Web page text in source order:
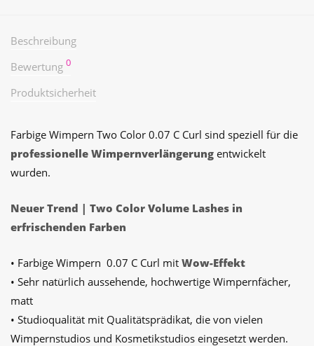
Beschreibung
Bewertung 0
Produktsicherheit
Farbige Wimpern Two Color 0.07 C Curl sind speziell für die
professionelle Wimpernverlängerung entwickelt
wurden.
Neuer Trend | Two Color Volume Lashes in
erfrischenden Farben
• Farbige Wimpern 0.07 C Curl mit Wow-Effekt
• Sehr natürlich aussehende, hochwertige Wimpernfächer,
matt
• Studioqualität mit Qualitätsprädikat, die von vielen
Wimpernstudios und Kosmetikstudios eingesetzt werden.